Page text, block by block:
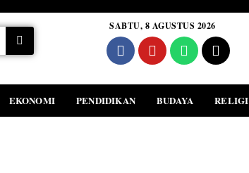
SABTU, 8 AGUSTUS 2026
EKONOMI PENDIDIKAN BUDAYA RELIGI